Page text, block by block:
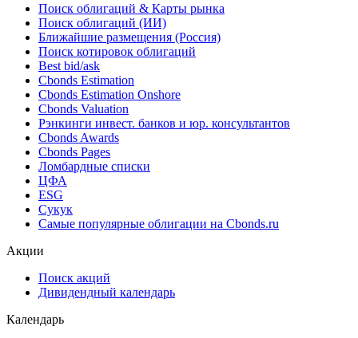
Поиск облигаций & Карты рынка
Поиск облигаций (ИИ)
Ближайшие размещения (Россия)
Поиск котировок облигаций
Best bid/ask
Cbonds Estimation
Cbonds Estimation Onshore
Cbonds Valuation
Рэнкинги инвест. банков и юр. консультантов
Cbonds Awards
Cbonds Pages
Ломбардные списки
ЦФА
ESG
Сукук
Самые популярные облигации на Cbonds.ru
Акции
Поиск акций
Дивидендный календарь
Календарь